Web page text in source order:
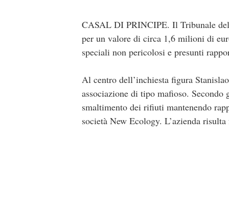
CASAL DI PRINCIPE. Il Tribunale
per un valore di circa 1,6 milioni di
speciali non pericolosi e presunti
Al centro dell’inchiesta figura
associazione di tipo mafioso.
smaltimento dei rifiuti mantenendo
società New Ecology. L’azienda